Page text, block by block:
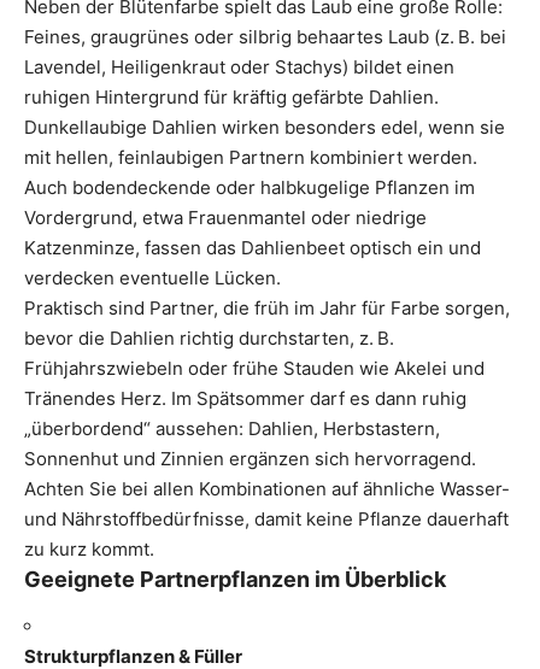
Neben der Blütenfarbe spielt das Laub eine große Rolle:
Feines, graugrünes oder silbrig behaartes Laub (z. B. bei
Lavendel, Heiligenkraut oder Stachys) bildet einen
ruhigen Hintergrund für kräftig gefärbte Dahlien.
Dunkellaubige Dahlien wirken besonders edel, wenn sie
mit hellen, feinlaubigen Partnern kombiniert werden.
Auch bodendeckende oder halbkugelige Pflanzen im
Vordergrund, etwa Frauenmantel oder niedrige
Katzenminze, fassen das Dahlienbeet optisch ein und
verdecken eventuelle Lücken.
Praktisch sind Partner, die früh im Jahr für Farbe sorgen,
bevor die Dahlien richtig durchstarten, z. B.
Frühjahrszwiebeln oder frühe Stauden wie Akelei und
Tränendes Herz. Im Spätsommer darf es dann ruhig
„überbordend“ aussehen: Dahlien, Herbstastern,
Sonnenhut und Zinnien ergänzen sich hervorragend.
Achten Sie bei allen Kombinationen auf ähnliche Wasser-
und Nährstoffbedürfnisse, damit keine Pflanze dauerhaft
zu kurz kommt.
Geeignete Partnerpflanzen im Überblick
Strukturpflanzen & Füller